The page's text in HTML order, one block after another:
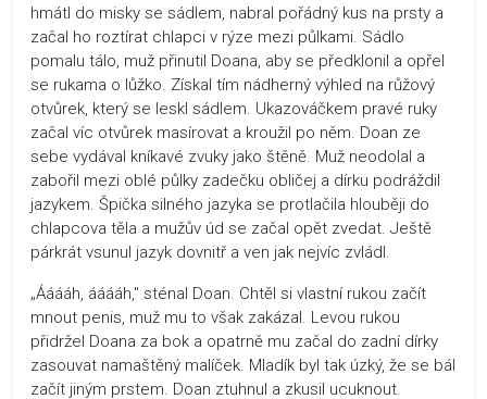
hmátl do misky se sádlem, nabral pořádný kus na prsty a
začal ho roztírat chlapci v rýze mezi půlkami. Sádlo
pomalu tálo, muž přinutil Doana, aby se předklonil a opřel
se rukama o lůžko. Získal tím nádherný výhled na růžový
otvůrek, který se leskl sádlem. Ukazováčkem pravé ruky
začal víc otvůrek masírovat a kroužil po něm. Doan ze
sebe vydával kníkavé zvuky jako štěně. Muž neodolal a
zabořil mezi oblé půlky zadečku obličej a dírku podráždil
jazykem. Špička silného jazyka se protlačila hlouběji do
chlapcova těla a mužův úd se začal opět zvedat. Ještě
párkrát vsunul jazyk dovnitř a ven jak nejvíc zvládl.
„Ááááh, ááááh," sténal Doan. Chtěl si vlastní rukou začít
mnout penis, muž mu to však zakázal. Levou rukou
přidržel Doana za bok a opatrně mu začal do zadní dírky
zasouvat namaštěný malíček. Mladík byl tak úzký, že se bál
začít jiným prstem. Doan ztuhnul a zkusil ucuknout.